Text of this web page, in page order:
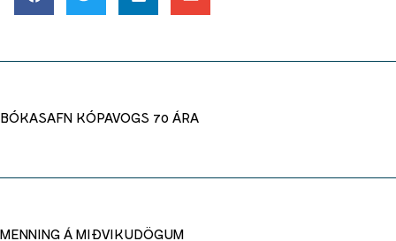
BÓKASAFN KÓPAVOGS 70 ÁRA
MENNING Á MIÐVIKUDÖGUM